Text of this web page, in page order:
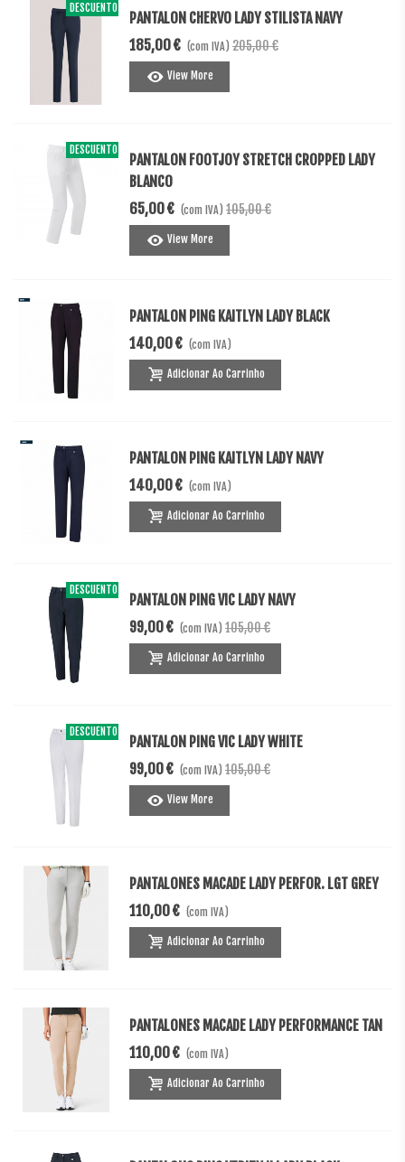
DESCUENTO -20,00 €
PANTALON CHERVO LADY STILISTA NAVY
185,00 € (com IVA) 205,00 €
View More
DESCUENTO -40,00 €
PANTALON FOOTJOY STRETCH CROPPED LADY
BLANCO
65,00 € (com IVA) 105,00 €
View More
PANTALON PING KAITLYN LADY BLACK
140,00 € (com IVA)
Adicionar Ao Carrinho
PANTALON PING KAITLYN LADY NAVY
140,00 € (com IVA)
Adicionar Ao Carrinho
DESCUENTO -6,00 €
PANTALON PING VIC LADY NAVY
99,00 € (com IVA) 105,00 €
Adicionar Ao Carrinho
DESCUENTO -6,00 €
PANTALON PING VIC LADY WHITE
99,00 € (com IVA) 105,00 €
View More
PANTALONES MACADE LADY PERFOR. LGT GREY
110,00 € (com IVA)
Adicionar Ao Carrinho
PANTALONES MACADE LADY PERFORMANCE TAN
110,00 € (com IVA)
Adicionar Ao Carrinho